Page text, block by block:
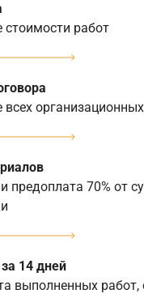
стоимости работ
всех
предоплата 70% от
14 дней
выполненных работ,